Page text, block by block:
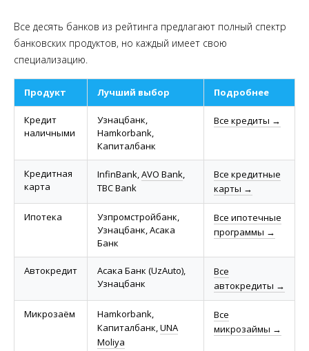
Все десять банков из рейтинга предлагают полный спектр
банковских продуктов, но каждый имеет свою
специализацию.
Продукт Лучший выбор Подробнее
Кредит
наличными
Узнацбанк,
Hamkorbank,
Капиталбанк
Все кредиты →
Кредитная
карта
InfinBank,AVO Bank,
TBC Bank
Все кредитные
карты →
Ипотека
Узпромстройбанк,
Узнацбанк, Асака
Банк
Все ипотечные
программы →
Автокредит
Асака Банк (UzAuto),
Узнацбанк
Все
автокредиты →
Микрозаём
Hamkorbank,
Капиталбанк,UNA
Moliya
Все
микрозаймы →